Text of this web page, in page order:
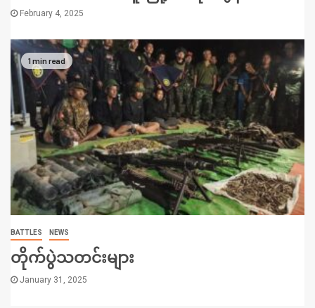
February 4, 2025
1 min read
BATTLES NEWS
တိုက်ပွဲသတင်းများ
January 31, 2025